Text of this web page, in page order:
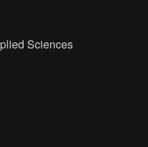
Sciences